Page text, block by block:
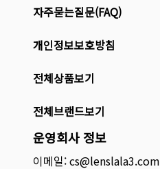
자주묻는질문(FAQ)
개인정보보호방침
전체상품보기
전체브랜드보기
운영회사 정보
이메일: cs@lenslala3.com